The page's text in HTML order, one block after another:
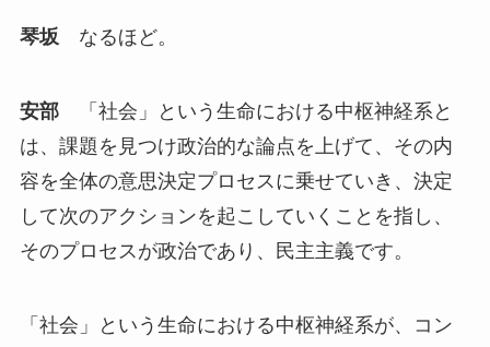
琴坂なるほど。
安部「社会」という生命における中枢神経系と
は、課題を見つけ政治的な論点を上げて、その内
容を全体の意思決定プロセスに乗せていき、決定
して次のアクションを起こしていくことを指し、
そのプロセスが政治であり、民主主義です。
「社会」という生命における中枢神経系が、コン